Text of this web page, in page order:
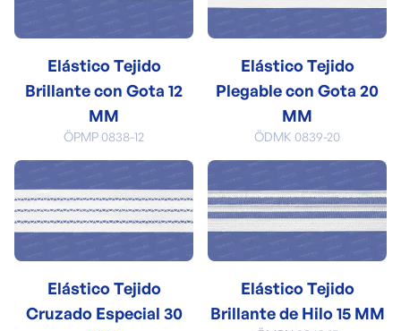
Elástico Tejido
Brillante con Gota 12
MM
ÖPMP 0838-12
Elástico Tejido
Plegable con Gota 20
MM
ÖDMK 0839-20
Elástico Tejido
Cruzado Especial 30
Elástico Tejido
Brillante de Hilo 15 MM